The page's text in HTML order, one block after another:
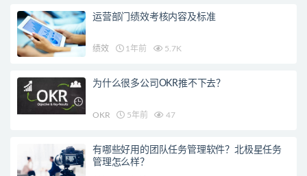
运营部门绩效考核内容及标准
绩效 1年前 5.7K
为什么很多公司OKR推不下去？
OKR 5年前 47
有哪些好用的团队任务管理软件？北极星任务
管理怎么样？